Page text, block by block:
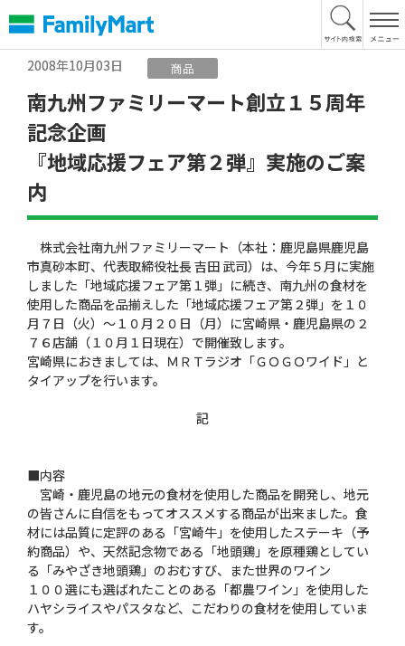
文
へ
2008年10月03日
商品
南九州ファミリーマート創立１５周年
記念企画
『地域応援フェア第２弾』実施のご案
内
株式会社南九州ファミリーマート（本社：鹿児島県鹿児島
市真砂本町、代表取締役社長 吉田 武司）は、今年５月に実施
しました「地域応援フェア第１弾」に続き、南九州の食材を
使用した商品を品揃えした「地域応援フェア第２弾」を１０
月７日（火）〜１０月２０日（月）に宮崎県・鹿児島県の２
７６店舗（１０月１日現在）で開催致します。
宮崎県におきましては、ＭＲＴラジオ「ＧＯＧＯワイド」と
タイアップを行います。
記
■内容
宮崎・鹿児島の地元の食材を使用した商品を開発し、地元
の皆さんに自信をもってオススメする商品が出来ました。食
材には品質に定評のある「宮崎牛」を使用したステーキ（予
約商品）や、天然記念物である「地頭鶏」を原種鶏としてい
る「みやざき地頭鶏」のおむすび、また世界のワイン
１００選にも選ばれたことのある「都農ワイン」を使用した
ハヤシライスやパスタなど、こだわりの食材を使用していま
す。